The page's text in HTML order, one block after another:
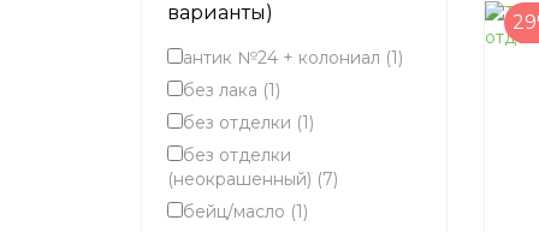
варианты)
антик №24 + колониал (1)
без лака (1)
без отделки (1)
без отделки
(неокрашенный) (7)
бейц/масло (1)